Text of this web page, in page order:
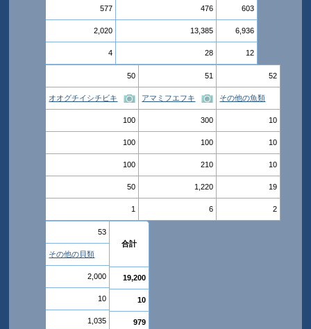
577
2,020
4
476
13,385
28
603
6,936
12
50
オオグチイシチビキ
100
100
100
50
1
51
アマミフエフキ
300
100
210
1,220
6
52
その他の魚類
10
10
10
19
2
53
その他の貝類
2,000
10
1,035
合計
19,200
10
979